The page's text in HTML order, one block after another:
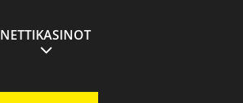
NETTIKASINOT